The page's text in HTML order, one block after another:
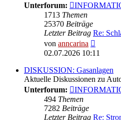
Unterforum:
1713 Themen
25370 Beiträge
Letzter Beitrag Re:
von anncarina
Beitrag
02.07.2026 10:11
DISKUSSION: Gasanlagen
Aktuelle Diskussionen zu
Unterforum:
494 Themen
7282 Beiträge
Letzter Beitrag Re: